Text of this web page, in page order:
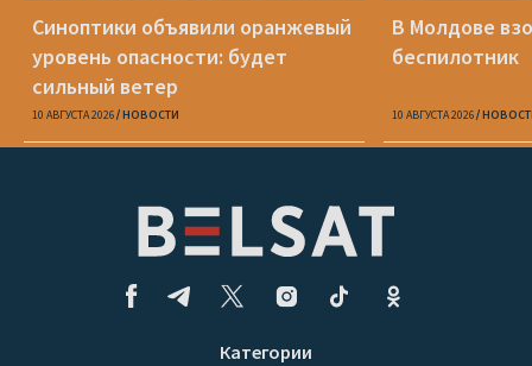
Синоптики объявили оранжевый
уровень опасности: будет
сильный ветер
10 АВГУСТА 2026 НОВОСТИ
В Молдове
беспилотник
10 АВГУСТА 2026
Категории